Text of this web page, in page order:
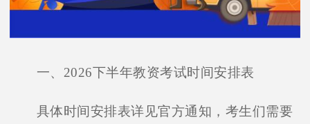
一、2026下半年教资考试时间安排表
具体时间安排表详见官方通知，考生们需要